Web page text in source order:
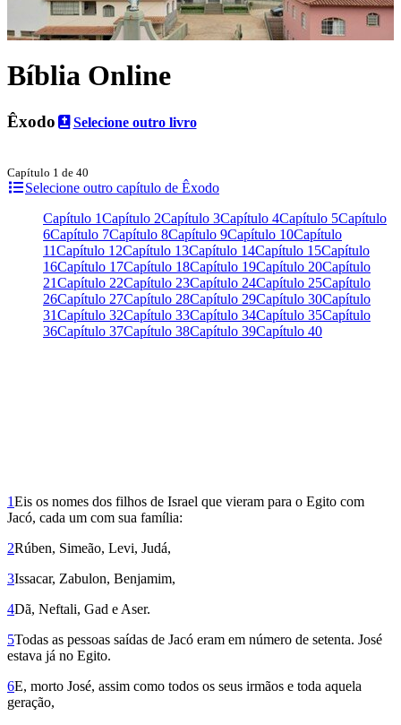
Bíblia Online
Êxodo Selecione outro livro
Capítulo 1 de 40
Selecione outro capítulo de Êxodo
Capítulo 1Capítulo 2Capítulo 3Capítulo 4Capítulo 5Capítulo
6Capítulo 7Capítulo 8Capítulo 9Capítulo 10Capítulo
11Capítulo 12Capítulo 13Capítulo 14Capítulo 15Capítulo
16Capítulo 17Capítulo 18Capítulo 19Capítulo 20Capítulo
21Capítulo 22Capítulo 23Capítulo 24Capítulo 25Capítulo
26Capítulo 27Capítulo 28Capítulo 29Capítulo 30Capítulo
31Capítulo 32Capítulo 33Capítulo 34Capítulo 35Capítulo
36Capítulo 37Capítulo 38Capítulo 39Capítulo 40
1Eis os nomes dos filhos de Israel que vieram para o Egito com
Jacó, cada um com sua família:
2Rúben, Simeão, Levi, Judá,
3Issacar, Zabulon, Benjamim,
4Dã, Neftali, Gad e Aser.
5Todas as pes­soas saídas de Jacó eram em número de setenta. José
estava já no Egito.
6E, morto José, assim como todos os seus irmãos e toda aquela
geração,